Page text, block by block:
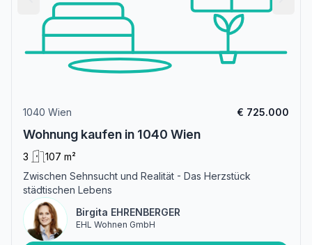
1040 Wien € 725.000
Wohnung kaufen in 1040 Wien
3
107 m²
Zwischen Sehnsucht und Realität - Das Herzstück
städtischen Lebens
Birgita EHRENBERGER
EHL Wohnen GmbH